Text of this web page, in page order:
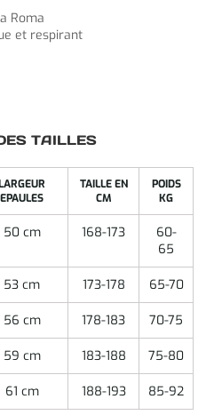
Roma
et respirant
TAILLES
EPAULES
TAILLE EN
CM
POIDS
KG
50 cm 168-173
60-
65
53 cm 173-178 65-70
56 cm 178-183 70-75
59 cm 183-188 75-80
61 cm 188-193 85-92